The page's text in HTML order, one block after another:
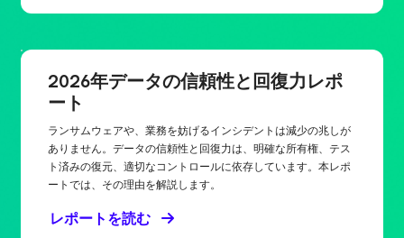
2026年データの信頼性と回復力レポ
ート
ランサムウェアや、業務を妨げるインシデントは減少の兆しが
ありません。データの信頼性と回復力は、明確な所有権、テス
ト済みの復元、適切なコントロールに依存しています。本レポ
ートでは、その理由を解説します。
レポートを読む